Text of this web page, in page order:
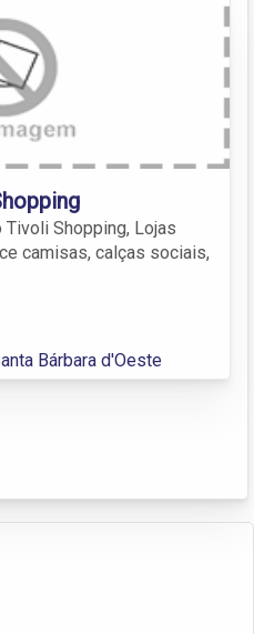
Tivoli Shopping, Lojas
camisas, calças sociais,
Bárbara d'Oeste